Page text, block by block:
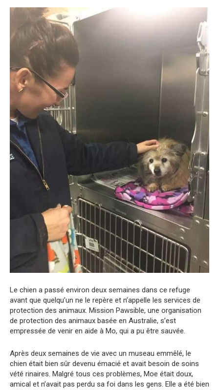
Le chien a passé environ deux semaines dans ce refuge
avant que quelqu’un ne le repère et n’appelle les services de
protection des animaux. Mission Pawsible, une organisation
de protection des animaux basée en Australie, s’est
empressée de venir en aide à Mo, qui a pu être sauvée.
Après deux semaines de vie avec un museau emmêlé, le
chien était bien sûr devenu émacié et avait besoin de soins
vété rinaires. Malgré tous ces problèmes, Moe était doux,
amical et n’avait pas perdu sa foi dans les gens. Elle a été bien